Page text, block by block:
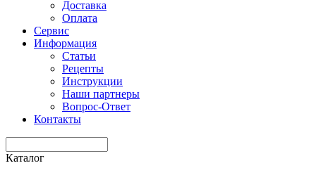
Доставка
Оплата
Сервис
Информация
Статьи
Рецепты
Инструкции
Наши партнеры
Вопрос-Ответ
Контакты
Каталог